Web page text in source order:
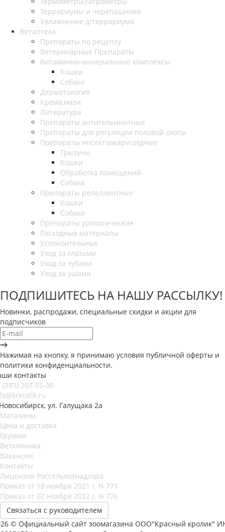
Террариумы и черепашники
Увлажнение д/террариума
Ветаптека
Препараты по рецепту
Ветеринарные Препараты
Витаминно-минеральные комплексы
Кошки
Собаки
Дерматология
Крема,мази
Литература
Препараты антигельминтные
Препараты для регуляции половой охоты
Препараты инсектоакарицидные
Грызуны
Кошки
Обработка помещений
Собаки
Препараты репеллентные
Кошки
Собаки
Препараты урологические
Расходные материалы
Успокоительные
Уход за глазами
Уход за зубами
Уход за ушами
ПОДПИШИТЕСЬ НА НАШУ РАССЫЛКУ!
Новинки, распродажи, специальные скидки и акции для
подписчиков
Нажимая на кнопку, я принимаю условия публичной оферты и
политики конфиденциальности.
контакты
(383) 207-55-00
ул. Галущака 2а
Магазины
Цена и доставка
Груминг
Ветклиника
Вакансии
Контакты
Лицензия Россельхознадзора
Приказ от 18 ноября 2021 г. N 771
Приказ от 02 ноября 2022 г. N 776
Связаться с руководителем
© Официальный сайт зоомагазина ООО"Красный кролик"